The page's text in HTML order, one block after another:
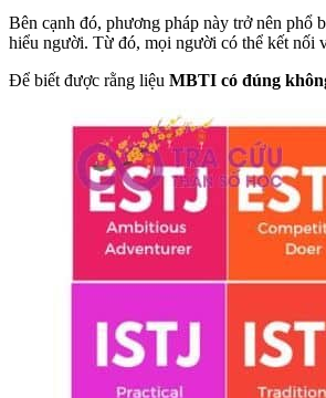
Bên cạnh đó, phương pháp này trở nên phổ
hiểu người. Từ đó, mọi người có thể kết nối
Để biết được rằng liệu MBTI có đúng